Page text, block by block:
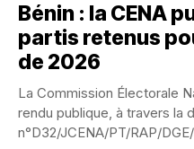
Bénin : la CENA
partis retenus
de 2026
La Commission Électorale
rendu publique, à travers la
n°D32/JCENA/PT/RAP/